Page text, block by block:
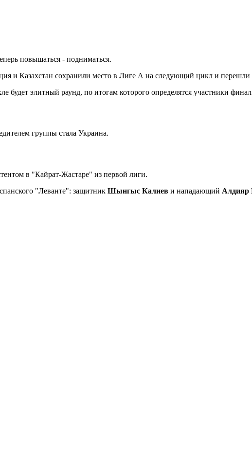
повышаться - подниматься.
и Казахстан сохранили место в Лиге А на следующий цикл и перешли
элитный раунд, по итогам которого определятся участники
группы стала Украина.
в "Кайрат-Жастаре" из первой лиги.
"Леванте": защитник Шынгыс Калиев и нападающий Алдияр